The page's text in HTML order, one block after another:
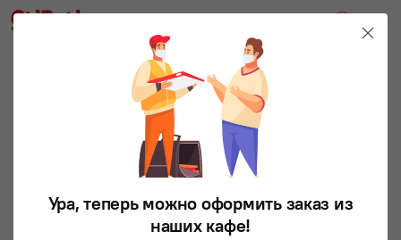
Ура, теперь можно оформить заказ из
наших кафе!